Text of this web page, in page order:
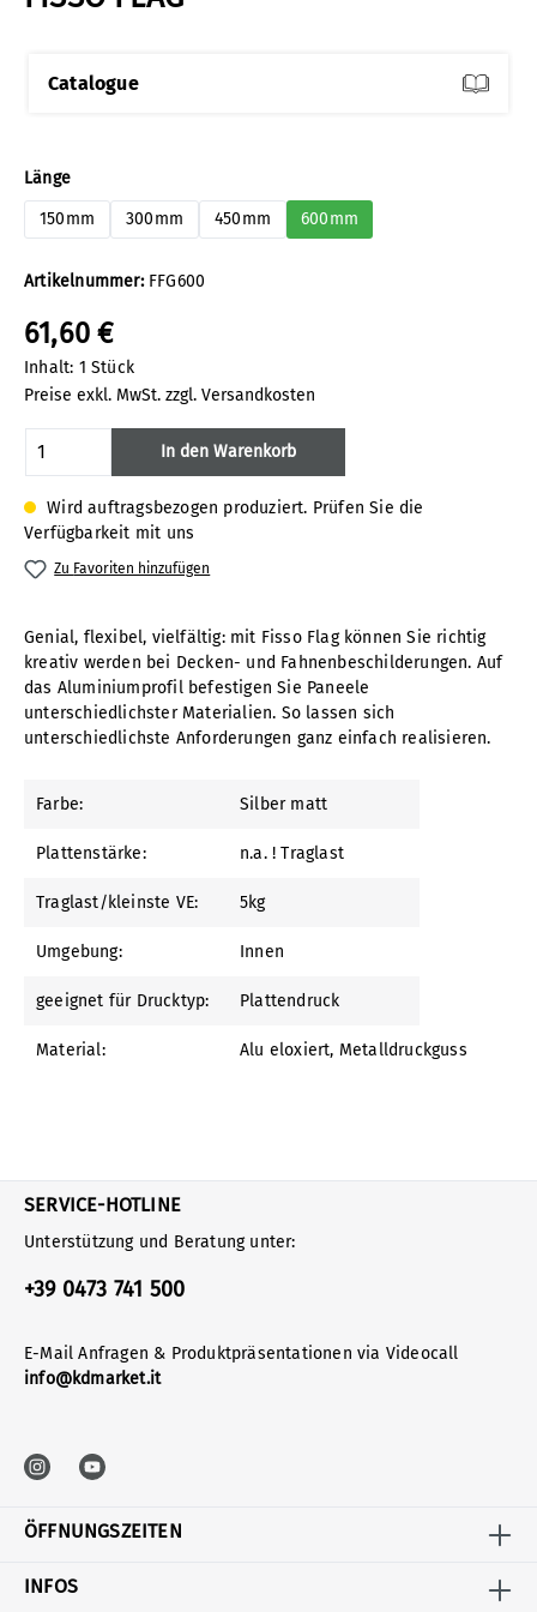
Catalogue
Artikelnummer: FFG600
61,60 €
Inhalt: 1 Stück
Preise exkl. MwSt. zzgl. Versandkosten
Wird auftragsbezogen produziert. Prüfen Sie die
Verfügbarkeit mit uns
Längeauswählen
150mm 300mm 450mm 600mm
Produkt Anzahl: Gib den gewünschten
In den Warenkorb
Zu Favoriten hinzufügen
Genial, flexibel, vielfältig: mit Fisso Flag können Sie richtig
kreativ werden bei Decken- und Fahnenbeschilderungen. Auf
das Aluminiumprofil befestigen Sie Paneele
unterschiedlichster Materialien. So lassen sich
unterschiedlichste Anforderungen ganz einfach realisieren.
Farbe: Silber matt
Plattenstärke: n.a. ! Traglast
Traglast/kleinste VE: 5kg
Umgebung: Innen
geeignet für Drucktyp: Plattendruck
Material: Alu eloxiert, Metalldruckguss
SERVICE-HOTLINE
Unterstützung und Beratung unter:
+39 0473 741 500
E-Mail Anfragen & Produktpräsentationen via Videocall
info@kdmarket.it
ÖFFNUNGSZEITEN
INFOS